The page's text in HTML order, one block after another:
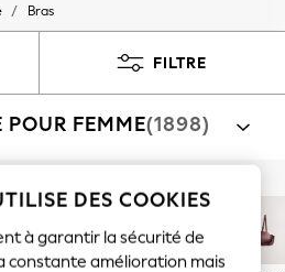
Kaftans
/ Bras
FILTRE
FEMME(1898)
catégorieDES COOKIES
à garantir la sécurité de
constante amélioration mais